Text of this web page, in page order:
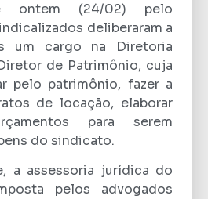
ontem (24/02) pelo
deliberaram a
um cargo na Diretoria
de Patrimônio, cuja
pelo patrimônio, fazer a
de locação, elaborar
para serem
do sindicato.
a assessoria jurídica do
pelos advogados